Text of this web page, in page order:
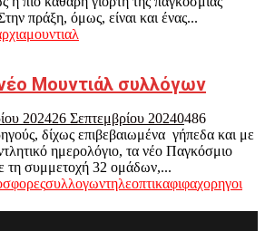
πράξη, όμως, είναι και ένας...
μουντιαλ
Μουντιάλ συλλόγων
202426 Σεπτεμβρίου 20240486
δίχως επιβεβαιωμένα γήπεδα και με
ημερολόγιο, τα νέο Παγκόσμιο
συμμετοχή 32 ομάδων,...
συλλογωντηλεοπτικαφιφαχορηγοι